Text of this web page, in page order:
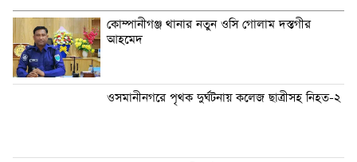
কোম্পানীগঞ্জ থানার নতুন ওসি গোলাম দস্তগীর
আহমেদ
ওসমানীনগরে পৃথক দুর্ঘটনায় কলেজ ছাত্রীসহ নিহত-২